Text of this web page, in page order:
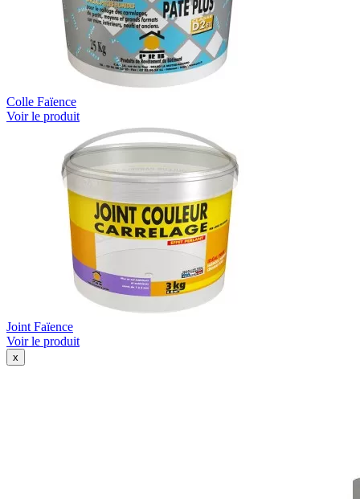
Colle Faïence
Voir le produit
Joint Faïence
Voir le produit
x